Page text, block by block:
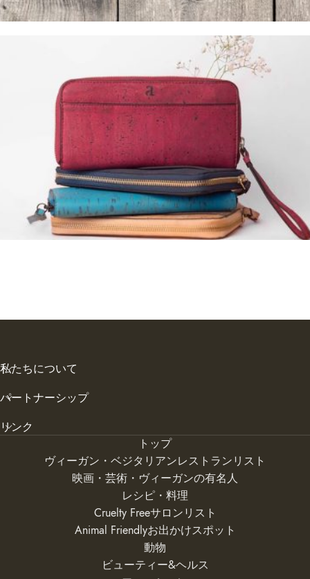
私たちについて
パートナーシップ
リンク
トップ
ヴィーガン・ベジタリアンレストランリスト
映画・芸術・ヴィーガンの有名人
レシピ・料理
Cruelty Freeサロンリスト
Animal Friendlyお出かけスポット
動物
ビューティー&ヘルス